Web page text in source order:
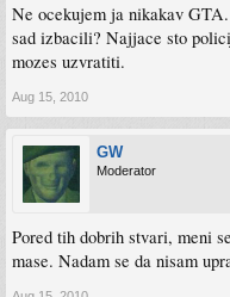
Ne ocekujem ja nikakav
sad izbacili? Najjace sto
mozes uzvratiti.
Aug 15, 2010
GW
Moderator
Pored tih dobrih stvari, meni
mase. Nadam se da nisam